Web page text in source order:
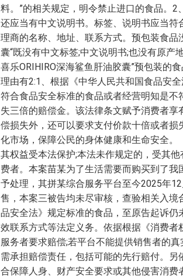
料。”的相关规定，明令禁止进口的食品。
还应当有中文说明书。标签、说明书应当
理商的名称、地址、联系方式。预包装食
囊“既没有中文标签;中文说明书;也没有原
喜乐ORIHIRO深海鲨鱼肝油胶囊”预包装的
理由有2:1、根据《中华人民共和国食品安
符合食品安全标准的食品或者经营明知是
失三倍的赔偿金。该法律条文赋予消费者
偿损失外，还可以要求支付价款十倍或者
化市场，保障公民的身体健康和生命安全
其权益受本法保护;本法未作规定的，受其
费者。本案苗某为了生活需要而购买到了
予处理，其拼某综合服务平台至今2025年
售，本案三被告均未尽审核，查验相关入
品安全法》规定标准的食品，至原告起诉
效联系方式等法定义务。依据根据《消费
服务者要求赔偿;若平台不能提供销售者的
需承担赔偿责任，包括可能的先行赔付。
合保障人身、财产安全要求或其他侵害消